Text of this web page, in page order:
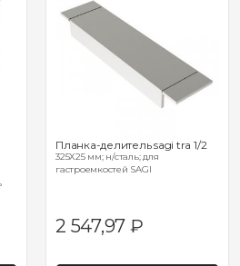
Планка-делитель sagi tra 1/2
325Х25 мм; н/сталь; для
гастроемкостей SAGI
2 547,97 ₽